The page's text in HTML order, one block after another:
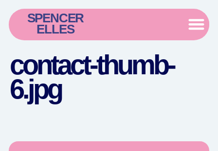
SPENCER
ELLES
contact-thumb-
6.jpg